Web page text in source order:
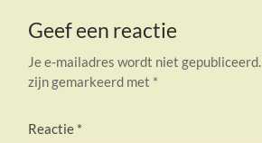
Geef een reactie
Je e-mailadres wordt niet gepubliceerd.
zijn gemarkeerd met *
Reactie *